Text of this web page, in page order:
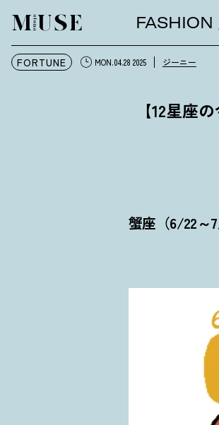
オトナミューズ ウェブFASHION
FORTUNE MON.04.28 2025 ジーニー
【12星座
蟹座（6/22～